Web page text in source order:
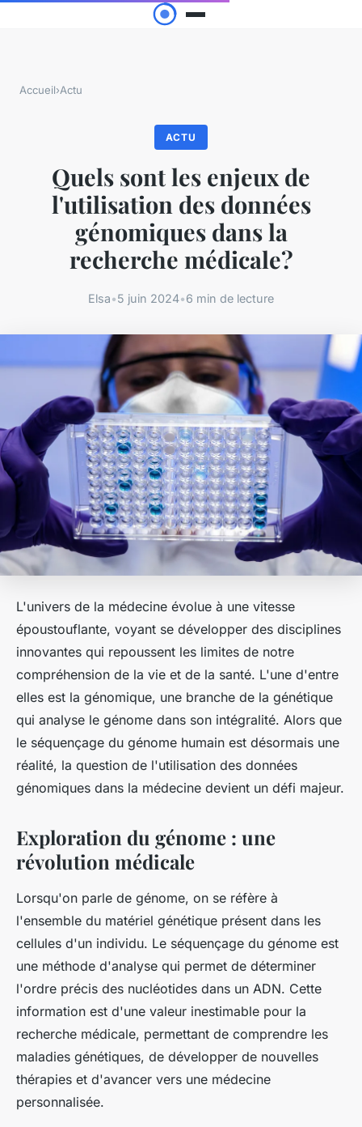
Accueil›Actu
ACTU
Quels sont les enjeux de
l'utilisation des données
génomiques dans la
recherche médicale?
Elsa•5 juin 2024•6 min de lecture
L'univers de la médecine évolue à une vitesse
époustouflante, voyant se développer des disciplines
innovantes qui repoussent les limites de notre
compréhension de la vie et de la santé. L'une d'entre
elles est la génomique, une branche de la génétique
qui analyse le génome dans son intégralité. Alors que
le séquençage du génome humain est désormais une
réalité, la question de l'utilisation des données
génomiques dans la médecine devient un défi majeur.
Exploration du génome : une
révolution médicale
Lorsqu'on parle de génome, on se réfère à
l'ensemble du matériel génétique présent dans les
cellules d'un individu. Le séquençage du génome est
une méthode d'analyse qui permet de déterminer
l'ordre précis des nucléotides dans un ADN. Cette
information est d'une valeur inestimable pour la
recherche médicale, permettant de comprendre les
maladies génétiques, de développer de nouvelles
thérapies et d'avancer vers une médecine
personnalisée.